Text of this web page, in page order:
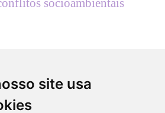
site usa
socioambientais